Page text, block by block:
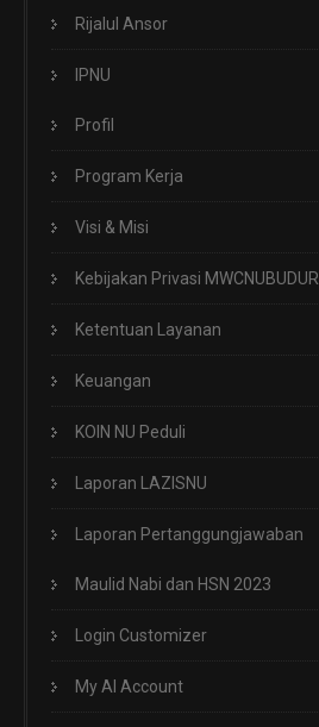
Rijalul Ansor
IPNU
Profil
Program Kerja
Visi & Misi
Kebijakan Privasi
Ketentuan Layanan
Keuangan
KOIN NU Peduli
Laporan LAZISNU
Laporan Pertanggungjawaban
Maulid Nabi dan HSN 2023
Login Customizer
My AI Account